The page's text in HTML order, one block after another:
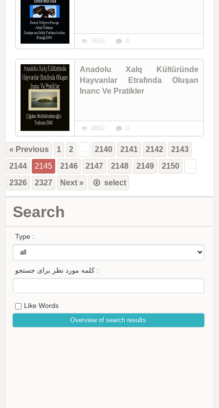
7618 0
Anadolu Xalq Kültüründe
Hayvanlar Etrafında Oluşan
Inanc Ve Pratikler
4860 0
« Previous 1 2 ... 2140 2141 2142
2143
2144
2145 2146 2147 2148 2149 2150
...
2326
2327 Next » select
Search
Type :
کلمه مورد نظر برای جستجو :
Like Words